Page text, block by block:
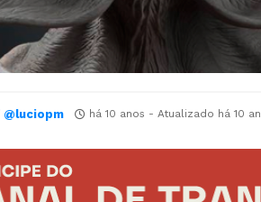
@luciopm há 10 anos - Atualizado há 10